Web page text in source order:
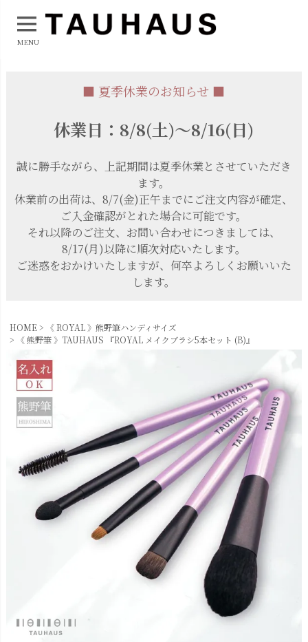
MENU
■ 夏季休業のお知らせ ■
休業日：8/8(土)～8/16(日)
誠に勝手ながら、上記期間は夏季休業とさせていただき
ます。
休業前の出荷は、8/7(金)正午までにご注文内容が確定、
ご入金確認がとれた場合に可能です。
それ以降のご注文、お問い合わせにつきましては、
8/17(月)以降に順次対応いたします。
ご迷惑をおかけいたしますが、何卒よろしくお願いいた
します。
HOME
《 ROYAL 》熊野筆ハンディサイズ
《 熊野筆 》TAUHAUS 『ROYAL メイクブラシ5本セット (B)』